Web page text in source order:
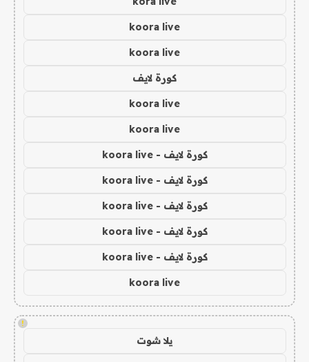
koora live
koora live
كورة لايف
koora live
koora live
كورة لايف - koora live
كورة لايف - koora live
كورة لايف - koora live
كورة لايف - koora live
كورة لايف - koora live
koora live
!
يلا شوت